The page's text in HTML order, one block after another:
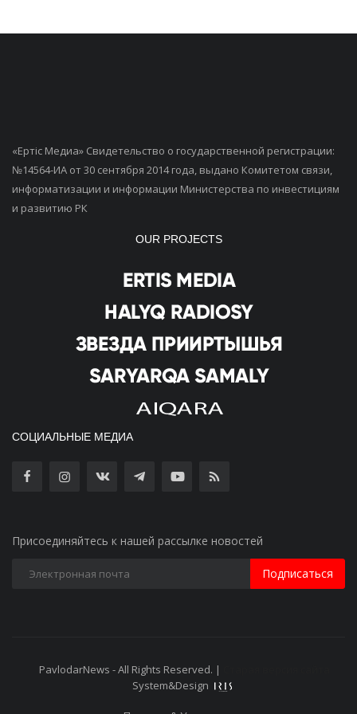
«Ертiс Медиа» Свидетельство о государственной регистрации:
№14564-ИА от 30 сентября 2014 года, выдано Комитетом связи,
информатизации и информации Министерства по инвестициям
и развитию РК
OUR PROJECTS
СОЦИАЛЬНЫЕ МЕДИА
Присоединяйтесь к нашей рассылке новостей
Подписаться
PavlodarNews - All Rights Reserved. |
System&Design